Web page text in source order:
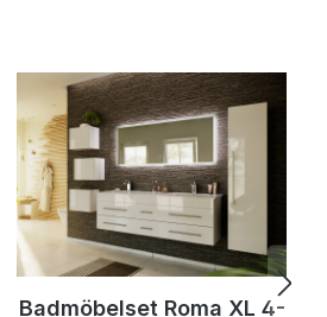
Badmöbelset Roma XL 4-